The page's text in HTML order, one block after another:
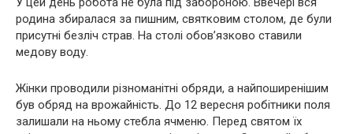
родина збиралася за пишним, святковим столом, де були
присутні безліч страв. На столі обов’язково ставили
медову воду.
Жінки проводили різноманітні обряди, а найпоширенішим
був обряд на врожайність. До 12 вересня робітники поля
залишали на ньому стебла ячменю. Перед святом їх